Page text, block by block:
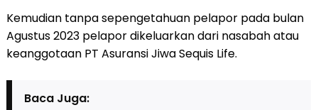
Kemudian tanpa sepengetahuan pelapor pada bulan
Agustus 2023 pelapor dikeluarkan dari nasabah atau
keanggotaan PT Asuransi Jiwa Sequis Life.
Baca Juga: